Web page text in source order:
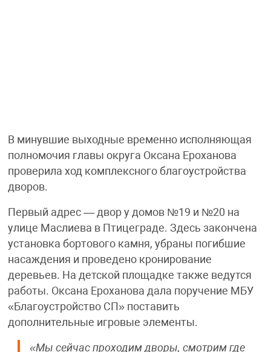
В минувшие выходные временно исполняющая
полномочия главы округа Оксана Ероханова
проверила ход комплексного благоустройства
дворов.
Первый адрес — двор у домов №19 и №20 на
улице Маслиева в Птицеграде. Здесь закончена
установка бортового камня, убраны погибшие
насаждения и проведено кронирование
деревьев. На детской площадке также ведутся
работы. Оксана Ероханова дала поручение МБУ
«Благоустройство СП» поставить
дополнительные игровые элементы.
«Мы сейчас проходим дворы, смотрим где